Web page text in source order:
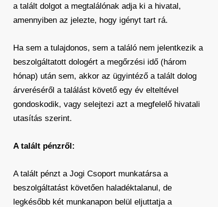
a talált dolgot a megtalálónak adja ki a hivatal,
amennyiben az jelezte, hogy igényt tart rá.
Ha sem a tulajdonos, sem a találó nem jelentkezik a
beszolgáltatott dologért a megőrzési idő (három
hónap) után sem, akkor az ügyintéző a talált dolog
árveréséről a találást követő egy év elteltével
gondoskodik, vagy selejtezi azt a megfelelő hivatali
utasítás szerint.
A talált pénzről:
A talált pénzt a Jogi Csoport munkatársa a
beszolgáltatást követően haladéktalanul, de
legkésőbb két munkanapon belül eljuttatja a